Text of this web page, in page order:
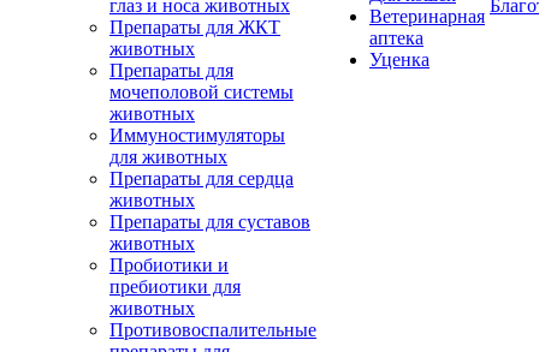
глаз и носа животных
Препараты для ЖКТ
животных
Препараты для
мочеполовой системы
животных
Иммуностимуляторы
для животных
Препараты для сердца
животных
Препараты для суставов
животных
Пробиотики и
пребиотики для
животных
Противовоспалительные
Ветеринарная
аптека
Уценка